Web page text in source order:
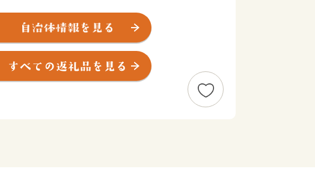
誰もが笑顔になれる「最幸のまち かわさき」を
取組を進めています。
ぜひ応援したい！」と思ってくださる、本市出
にご賛同くださる皆さまの想いを「ふるさと納